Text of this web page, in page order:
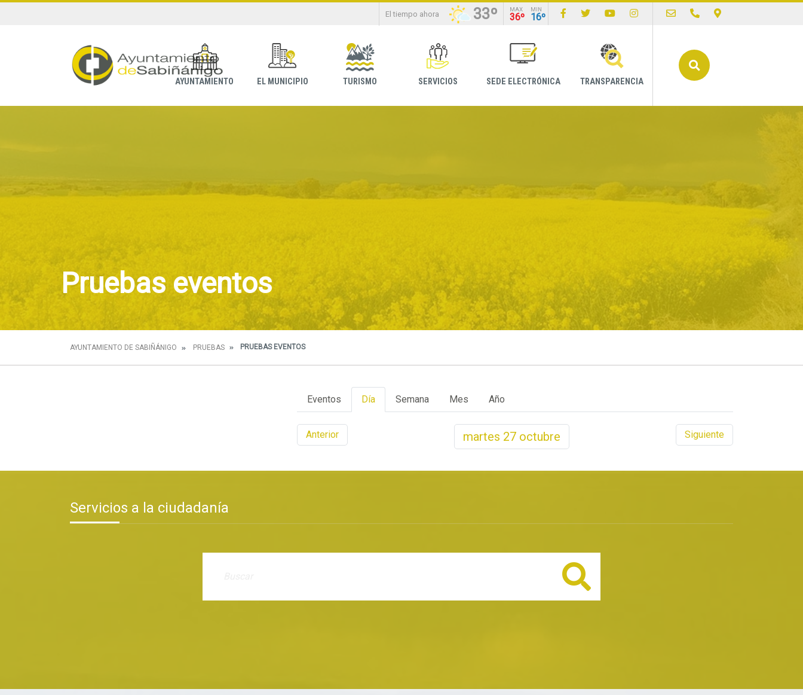
El tiempo ahora 33º MAX
36º
MIN
16º
AYUNTAMIENTO EL MUNICIPIO TURISMO SERVICIOS SEDE ELECTRÓNICA TRANSPARENCIA
Pruebas eventos
AYUNTAMIENTO DE SABIÑÁNIGO PRUEBAS PRUEBAS EVENTOS
Eventos Día Semana Mes Año
Anterior martes 27 octubre Siguiente
Servicios a la ciudadanía
Buscar